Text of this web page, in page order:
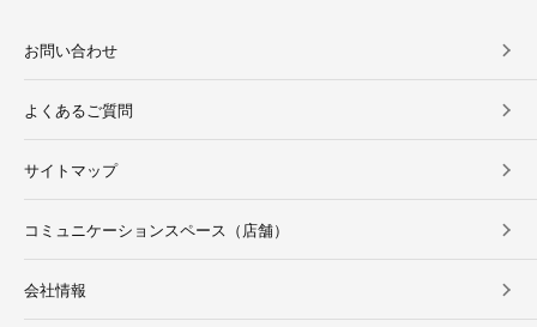
お問い合わせ
よくあるご質問
サイトマップ
コミュニケーションスペース（店舗）
会社情報